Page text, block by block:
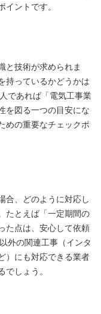
ントです。
と技術が求められま
持っているかどうかは
であれば「電気工事業
を図る一つの目安にな
めの重要なチェックポ
合、どのように対応し
たとえば「一定期間の
た点は、安心して依頼
外の関連工事（インタ
）にも対応できる業者
しょう。